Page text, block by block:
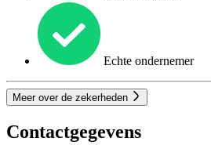
Echte ondernemer
Meer over de zekerheden
Contactgegevens